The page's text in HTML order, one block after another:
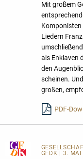
Mit großem
Liedern
als Enklaven
den
scheinen.
großen,
PDF-
GFDK | 3.